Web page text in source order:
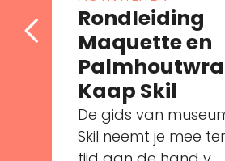
Rondleiding
Maquette en
Kaap Skil
De gids van
Skil neemt je mee